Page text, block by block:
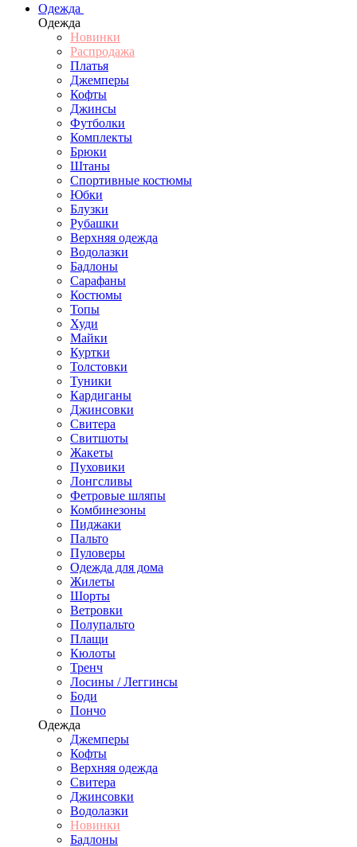
Одежда
Одежда
Новинки
Распродажа
Платья
Джемперы
Кофты
Джинсы
Футболки
Комплекты
Брюки
Штаны
Спортивные костюмы
Юбки
Блузки
Рубашки
Верхняя одежда
Водолазки
Бадлоны
Сарафаны
Костюмы
Топы
Худи
Майки
Куртки
Толстовки
Туники
Кардиганы
Джинсовки
Свитера
Свитшоты
Жакеты
Пуховики
Лонгсливы
Фетровые шляпы
Комбинезоны
Пиджаки
Пальто
Пуловеры
Одежда для дома
Жилеты
Шорты
Ветровки
Полупальто
Плащи
Кюлоты
Тренч
Лосины / Леггинсы
Боди
Пончо
Одежда
Джемперы
Кофты
Верхняя одежда
Свитера
Джинсовки
Водолазки
Новинки
Бадлоны